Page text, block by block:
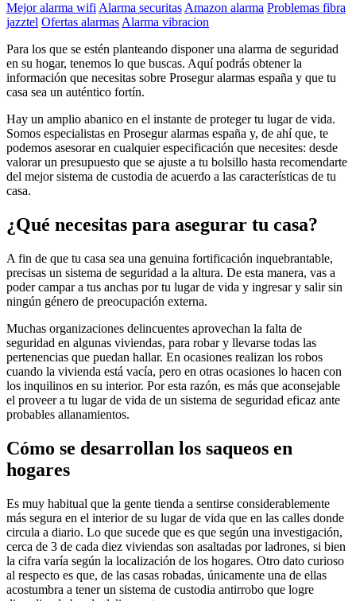
Mejor alarma wifi Alarma securitas Amazon alarma Problemas fibra
jazztel Ofertas alarmas Alarma vibracion
Para los que se estén planteando disponer una alarma de seguridad
en su hogar, tenemos lo que buscas. Aquí podrás obtener la
información que necesitas sobre Prosegur alarmas españa y que tu
casa sea un auténtico fortín.
Hay un amplio abanico en el instante de proteger tu lugar de vida.
Somos especialistas en Prosegur alarmas españa y, de ahí que, te
podemos asesorar en cualquier especificación que necesites: desde
valorar un presupuesto que se ajuste a tu bolsillo hasta recomendarte
del mejor sistema de custodia de acuerdo a las características de tu
casa.
¿Qué necesitas para asegurar tu casa?
A fin de que tu casa sea una genuina fortificación inquebrantable,
precisas un sistema de seguridad a la altura. De esta manera, vas a
poder campar a tus anchas por tu lugar de vida y ingresar y salir sin
ningún género de preocupación externa.
Muchas organizaciones delincuentes aprovechan la falta de
seguridad en algunas viviendas, para robar y llevarse todas las
pertenencias que puedan hallar. En ocasiones realizan los robos
cuando la vivienda está vacía, pero en otras ocasiones lo hacen con
los inquilinos en su interior. Por esta razón, es más que aconsejable
el proveer a tu lugar de vida de un sistema de seguridad eficaz ante
probables allanamientos.
Cómo se desarrollan los saqueos en
hogares
Es muy habitual que la gente tienda a sentirse considerablemente
más segura en el interior de su lugar de vida que en las calles donde
circula a diario. Lo que sucede que es que según una investigación,
cerca de 3 de cada diez viviendas son asaltadas por ladrones, si bien
la cifra varía según la localización de los hogares. Otro dato curioso
al respecto es que, de las casas robadas, únicamente una de ellas
acostumbra a tener un sistema de custodia antirrobo que logre